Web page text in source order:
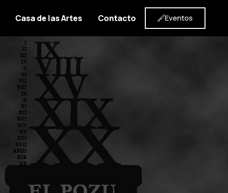
Casa de las Artes Contacto Eventos